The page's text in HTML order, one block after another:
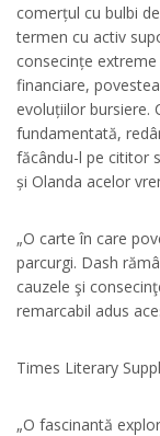
comerțul cu bulbi
termen cu activ
consecințe
financiare,
evoluțiilor bursiere.
fundamentată,
făcându-l pe cititor
și Olanda acelor
„O carte în care
parcurgi. Dash
cauzele şi
remarcabil adus
Times Literary
„O fascinantă